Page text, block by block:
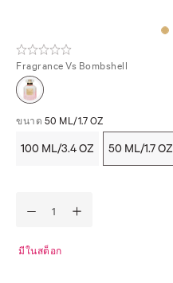
Fragrance Vs Bombshell
ขนาด 50 ML/1.7 OZ
100 ML/3.4 OZ 50 ML/1.7 OZ
มีในสต็อก